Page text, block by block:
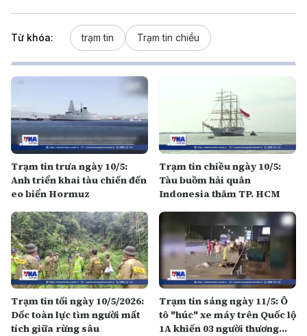
Từ khóa: trạm tin Trạm tin chiều
Trạm tin trưa ngày 10/5:
Anh triển khai tàu chiến đến
eo biển Hormuz
Trạm tin chiều ngày 10/5:
Tàu buồm hải quân
Indonesia thăm TP. HCM
Trạm tin tối ngày 10/5/2026:
Dốc toàn lực tìm người mất
tích giữa rừng sâu
Trạm tin sáng ngày 11/5: Ô
tô "húc" xe máy trên Quốc lộ
1A khiến 03 người thương